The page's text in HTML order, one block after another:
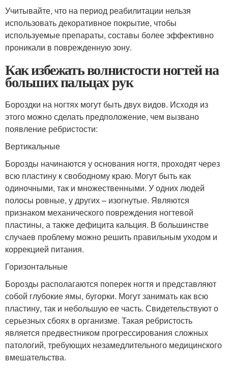
Учитывайте, что на период реабилитации нельзя
использовать декоративное покрытие, чтобы
используемые препараты, составы более эффективно
проникали в поврежденную зону.
Как избежать волнистости ногтей на
больших пальцах рук
Бороздки на ногтях могут быть двух видов. Исходя из
этого можно сделать предположение, чем вызвано
появление ребристости:
Вертикальные
Борозды начинаются у основания ногтя, проходят через
всю пластину к свободному краю. Могут быть как
одиночными, так и множественными. У одних людей
полосы ровные, у других – изогнутые. Являются
признаком механического повреждения ногтевой
пластины, а также дефицита кальция. В большинстве
случаев проблему можно решить правильным уходом и
коррекцией питания.
Горизонтальные
Борозды располагаются поперек ногтя и представляют
собой глубокие ямы, бугорки. Могут занимать как всю
пластину, так и небольшую ее часть. Свидетельствуют о
серьезных сбоях в организме. Такая ребристость
является предвестником прогрессирования сложных
патологий, требующих незамедлительного медицинского
вмешательства.